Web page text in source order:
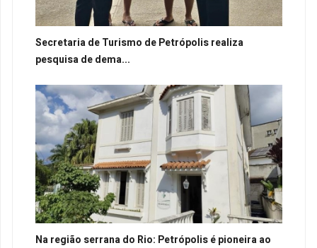
Secretaria de Turismo de Petrópolis realiza
pesquisa de dema...
Na região serrana do Rio: Petrópolis é pioneira ao